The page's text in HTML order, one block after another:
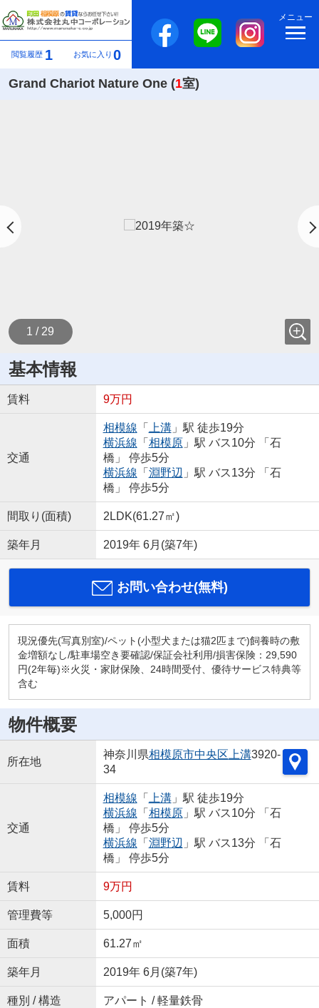
閲覧履歴 1 お気に入り 0
メニュー
Grand Chariot Nature One (1室)
1 / 29
基本情報
賃料 9万円
交通
相模線 「 上溝」駅 徒歩19分
横浜線 「 相模原」駅 バス10分 「石
橋」 停歩5分
横浜線 「 淵野辺 」駅 バス13分 「石
橋」 停歩5分
間取り(面積) 2LDK(61.27㎡)
築年月 2019年 6月(築7年)
お問い合わせ(無料)
現況優先(写真別室)/ペット(小型犬または猫2匹まで)飼養時の敷
金増額なし/駐車場空き要確認/保証会社利用/損害保険：29,590
円(2年毎)※火災・家財保険、24時間受付、優待サービス特典等
含む
物件概要
所在地
神奈川県相模原市中央区 上溝3920-
34
交通
相模線 「 上溝」駅 徒歩19分
横浜線 「 相模原」駅 バス10分 「石
橋」 停歩5分
横浜線 「 淵野辺 」駅 バス13分 「石
橋」 停歩5分
賃料 9万円
管理費等 5,000円
面積 61.27㎡
築年月 2019年 6月(築7年)
種別 / 構造 アパート / 軽量鉄骨